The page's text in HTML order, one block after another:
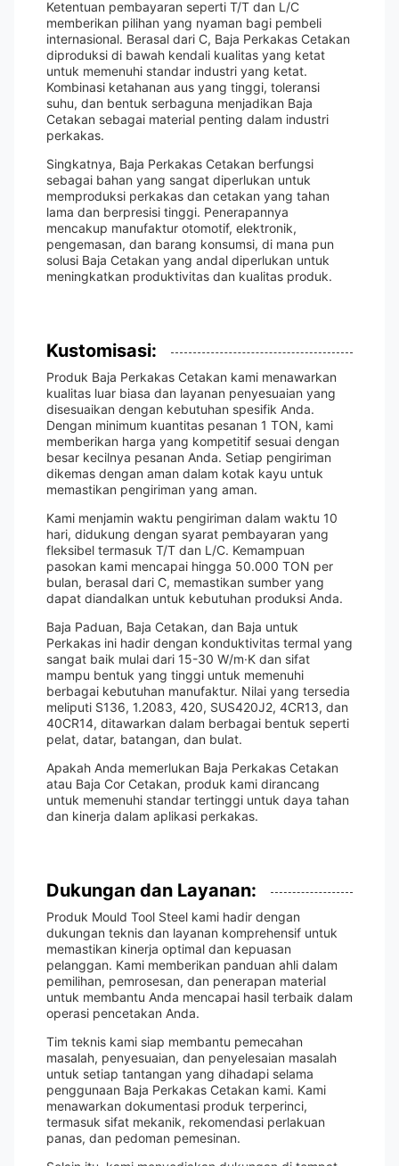
Ketentuan pembayaran seperti T/T dan L/C
memberikan pilihan yang nyaman bagi pembeli
internasional. Berasal dari C, Baja Perkakas Cetakan
diproduksi di bawah kendali kualitas yang ketat
untuk memenuhi standar industri yang ketat.
Kombinasi ketahanan aus yang tinggi, toleransi
suhu, dan bentuk serbaguna menjadikan Baja
Cetakan sebagai material penting dalam industri
perkakas.
Singkatnya, Baja Perkakas Cetakan berfungsi
sebagai bahan yang sangat diperlukan untuk
memproduksi perkakas dan cetakan yang tahan
lama dan berpresisi tinggi. Penerapannya
mencakup manufaktur otomotif, elektronik,
pengemasan, dan barang konsumsi, di mana pun
solusi Baja Cetakan yang andal diperlukan untuk
meningkatkan produktivitas dan kualitas produk.
Kustomisasi:
Produk Baja Perkakas Cetakan kami menawarkan
kualitas luar biasa dan layanan penyesuaian yang
disesuaikan dengan kebutuhan spesifik Anda.
Dengan minimum kuantitas pesanan 1 TON, kami
memberikan harga yang kompetitif sesuai dengan
besar kecilnya pesanan Anda. Setiap pengiriman
dikemas dengan aman dalam kotak kayu untuk
memastikan pengiriman yang aman.
Kami menjamin waktu pengiriman dalam waktu 10
hari, didukung dengan syarat pembayaran yang
fleksibel termasuk T/T dan L/C. Kemampuan
pasokan kami mencapai hingga 50.000 TON per
bulan, berasal dari C, memastikan sumber yang
dapat diandalkan untuk kebutuhan produksi Anda.
Baja Paduan, Baja Cetakan, dan Baja untuk
Perkakas ini hadir dengan konduktivitas termal yang
sangat baik mulai dari 15-30 W/m·K dan sifat
mampu bentuk yang tinggi untuk memenuhi
berbagai kebutuhan manufaktur. Nilai yang tersedia
meliputi S136, 1.2083, 420, SUS420J2, 4CR13, dan
40CR14, ditawarkan dalam berbagai bentuk seperti
pelat, datar, batangan, dan bulat.
Apakah Anda memerlukan Baja Perkakas Cetakan
atau Baja Cor Cetakan, produk kami dirancang
untuk memenuhi standar tertinggi untuk daya tahan
dan kinerja dalam aplikasi perkakas.
Dukungan dan Layanan:
Produk Mould Tool Steel kami hadir dengan
dukungan teknis dan layanan komprehensif untuk
memastikan kinerja optimal dan kepuasan
pelanggan. Kami memberikan panduan ahli dalam
pemilihan, pemrosesan, dan penerapan material
untuk membantu Anda mencapai hasil terbaik dalam
operasi pencetakan Anda.
Tim teknis kami siap membantu pemecahan
masalah, penyesuaian, dan penyelesaian masalah
untuk setiap tantangan yang dihadapi selama
penggunaan Baja Perkakas Cetakan kami. Kami
menawarkan dokumentasi produk terperinci,
termasuk sifat mekanik, rekomendasi perlakuan
panas, dan pedoman pemesinan.